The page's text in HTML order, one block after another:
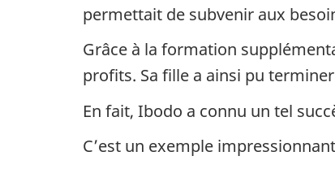
permettait de subvenir aux
Grâce à la formation
profits. Sa fille a ainsi pu
En fait, Ibodo a connu un tel
C’est un exemple